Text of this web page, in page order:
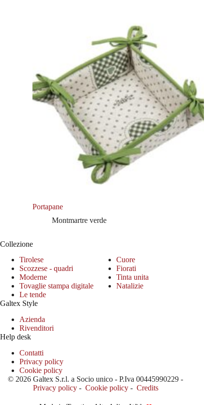
Portapane
Montmartre verde
Collezione
Tirolese
Cuore
Scozzese - quadri
Fiorati
Moderne
Tinta unita
Tovaglie stampa digitale
Natalizie
Le tende
Galtex Style
Azienda
Rivenditori
Help desk
Contatti
Privacy policy
Cookie policy
© 2026 Galtex S.r.l. a Socio unico - P.Iva 00445990229 -
Privacy policy- Cookie policy- Credits